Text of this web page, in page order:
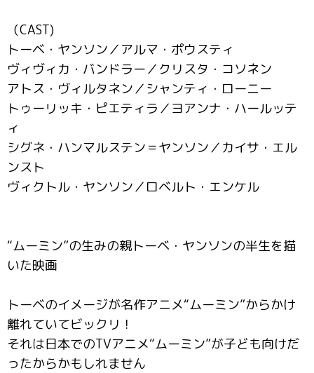
（CAST)
トーベ・ヤンソン／アルマ・ポウスティ
ヴィヴィカ・バンドラー／クリスタ・コソネン
アトス・ヴィルタネン／シャンティ・ローニー
トゥーリッキ・ピエティラ／ヨアンナ・ハールッテ
ィ
シグネ・ハンマルステン＝ヤンソン／カイサ・エル
ンスト
ヴィクトル・ヤンソン／ロベルト・エンケル
“ムーミン”の生みの親トーベ・ヤンソンの半生を描
いた映画
トーベのイメージが名作アニメ“ムーミン”からかけ
離れていてビックリ！
それは日本でのTVアニメ“ムーミン”が子ども向けだ
ったからかもしれません